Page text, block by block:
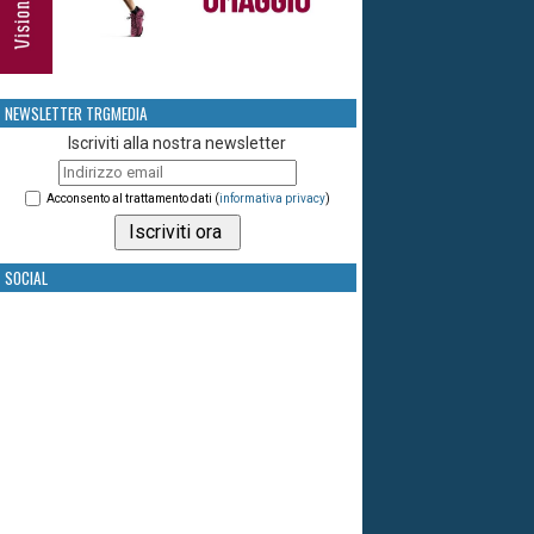
NEWSLETTER TRGMEDIA
Iscriviti alla nostra newsletter
Acconsento al trattamento dati (informativa privacy)
SOCIAL